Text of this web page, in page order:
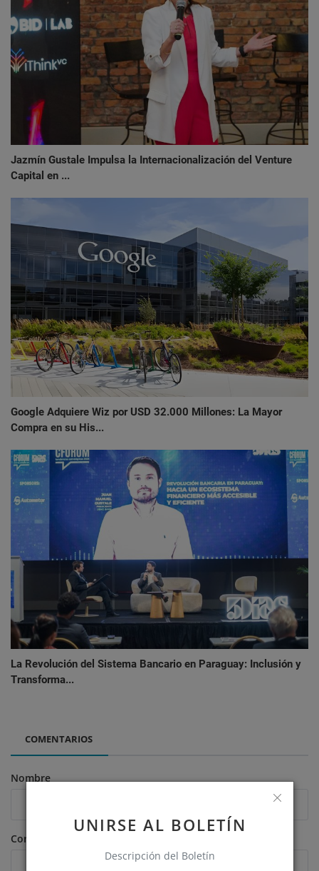
UNIRSE AL BOLETÍN
Descripción del Boletín
Jazmín Gustale Impulsa la Internacionalización del Venture
Capital en ...
Google Adquiere Wiz por USD 32.000 Millones: La Mayor
Compra en su His...
La Revolución del Sistema Bancario en Paraguay: Inclusión y
Transforma...
COMENTARIOS
Nombre
Correo Electrónico